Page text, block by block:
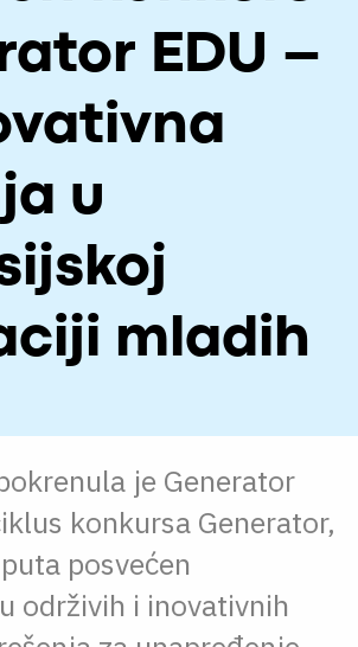
EDU –
u
mladih
je Generator
konkursa Generator,
posvećen
održivih i inovativnih